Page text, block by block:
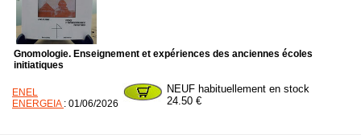
Gnomologie. Enseignement et expériences des anciennes écoles
initiatiques
ENEL
ENERGEIA : 01/06/2026
NEUF habituellement en stock
24.50 €